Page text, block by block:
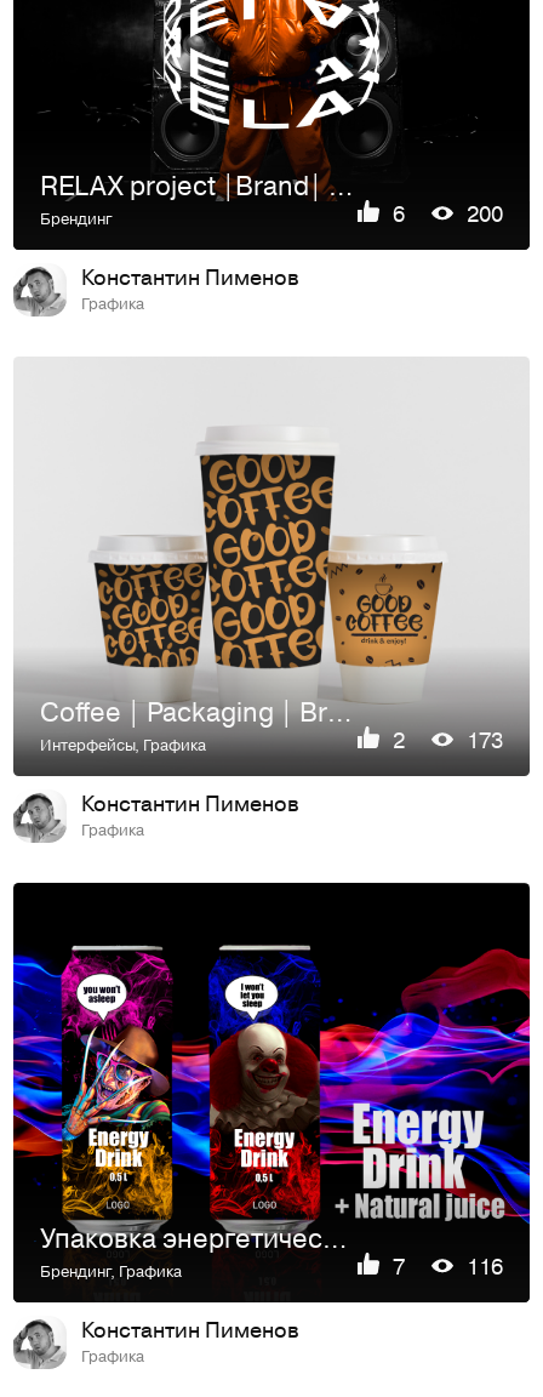
RELAX project |Brand| Бренд-identity | Key visual
Брендинг 6 200
Константин Пименов
Графика
Coffee | Packaging | Branding | Упаковка Кофе
Интерфейсы,Графика 2 173
Константин Пименов
Графика
Упаковка энергетический напитка - Package Energy drink
Брендинг, Графика 7 116
Константин Пименов
Графика